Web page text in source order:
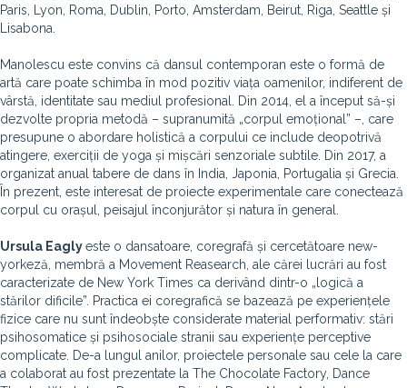
Paris, Lyon, Roma, Dublin, Porto, Amsterdam, Beirut, Riga, Seattle și
Lisabona.
Manolescu este convins că dansul contemporan este o formă de
artă care poate schimba în mod pozitiv viața oamenilor, indiferent de
vârstă, identitate sau mediul profesional. Din 2014, el a început să-și
dezvolte propria metodă – supranumită „corpul emoțional” –, care
presupune o abordare holistică a corpului ce include deopotrivă
atingere, exerciții de yoga și mișcări senzoriale subtile. Din 2017, a
organizat anual tabere de dans în India, Japonia, Portugalia și Grecia.
În prezent, este interesat de proiecte experimentale care conectează
corpul cu orașul, peisajul înconjurător și natura în general.
Ursula Eaglyeste o dansatoare, coregrafă și cercetătoare new-
yorkeză, membră a Movement Reasearch, ale cărei lucrări au fost
caracterizate de New York Times ca derivând dintr-o „logică a
stărilor dificile”. Practica ei coregrafică se bazează pe experiențele
fizice care nu sunt îndeobște considerate material performativ: stări
psihosomatice și psihosociale stranii sau experiențe perceptive
complicate. De-a lungul anilor, proiectele personale sau cele la care
a colaborat au fost prezentate la The Chocolate Factory, Dance